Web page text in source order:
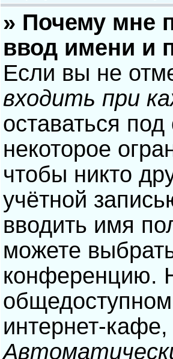
» Почему мне
ввод имени и
Если вы не
входить при
оставаться
некоторое
чтобы никто
учётной
вводить имя
можете
конференцию.
интернет-кафе,